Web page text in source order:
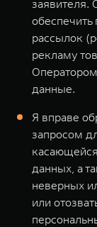
заявителя.
рассылок
рекламу
данные.
Я вправе
запросом
данных, а
неверных
или